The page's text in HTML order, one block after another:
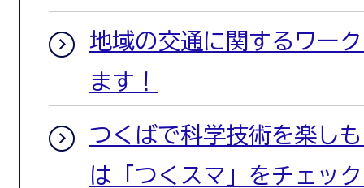
地域の交通に関するワー
ます！
つくばで科学技術を楽し
は「つくスマ」をチェッ